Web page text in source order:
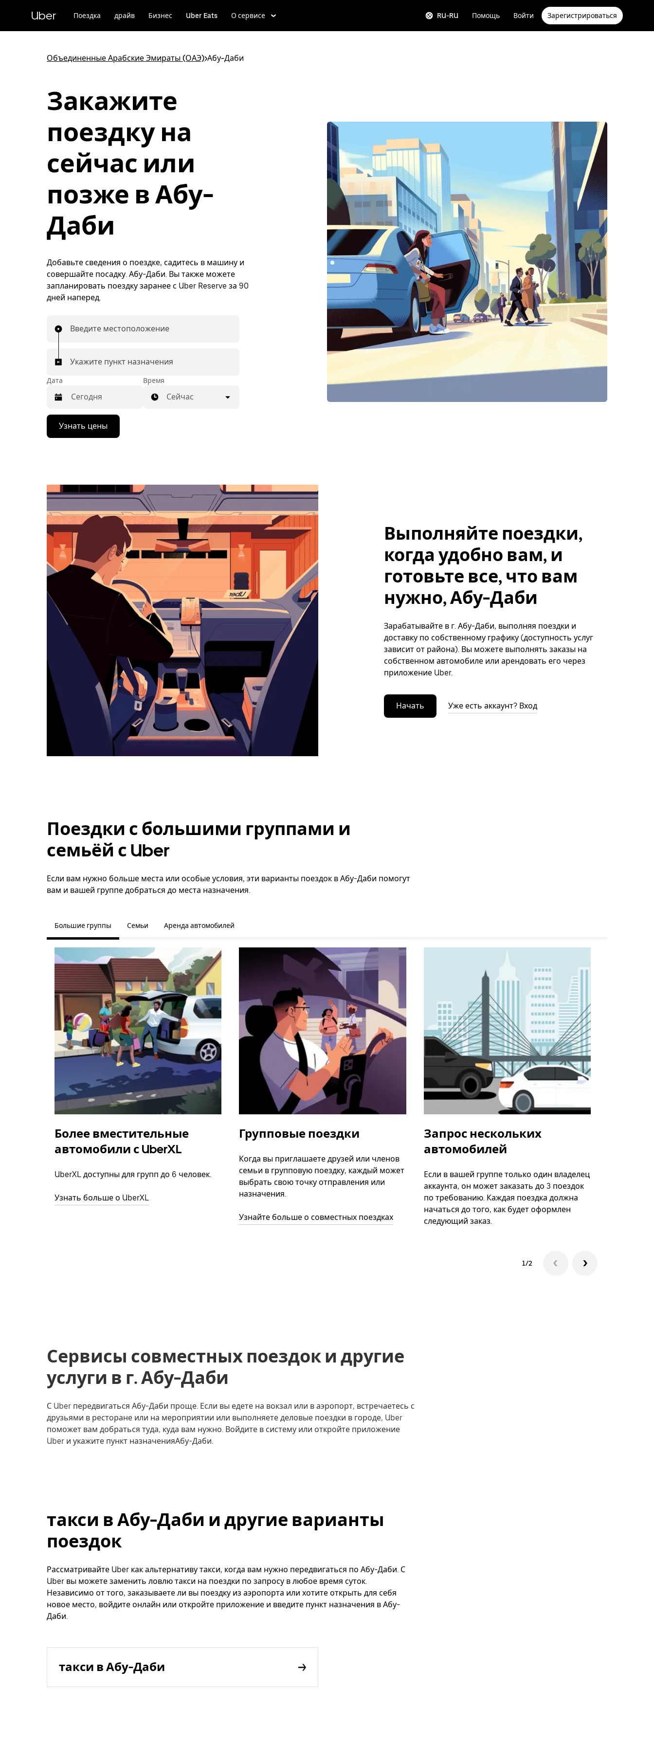
к
Uber Поездка драйв Бизнес Uber Eats О сервисе RU-RU Помощь Войти Зарегистрироваться
Объединенные Арабские Эмираты (ОАЭ)>Абу-Даби
Закажите
поездку на
сейчас или
позже в Абу-
Даби
Добавьте сведения о поездке, садитесь в машину и
совершайте посадку. Абу-Даби. Вы также можете
запланировать поездку заранее с Uber Reserve за 90
дней наперед.
Введите местоположение
Укажите пункт назначения
Дата
Нажмите
стрелку
вниз,
выбрать
дату.
закрыть
календарь,
нажмите
Esc.
Время
Сейчас
Узнать цены
Выполняйте поездки,
когда удобно вам, и
готовьте все, что вам
нужно, Абу-Даби
Зарабатывайте в г. Абу-Даби, выполняя поездки и
доставку по собственному графику (доступность услуг
зависит от района). Вы можете выполнять заказы на
собственном автомобиле или арендовать его через
приложение Uber.
Начать Уже есть аккаунт? Вход
Поездки с большими группами и
семьёй с Uber
Если вам нужно больше места или особые условия, эти варианты поездок в Абу-Даби помогут
вам и вашей группе добраться до места назначения.
Большие группы Семьи Аренда автомобилей
Более вместительные
автомобили с UberXL
UberXL доступны для групп до 6 человек.
Узнать больше о UberXL
Групповые поездки
Когда вы приглашаете друзей или членов
семьи в групповую поездку, каждый может
выбрать свою точку отправления или
назначения.
Узнайте больше о совместных поездках
Запрос нескольких
автомобилей
Если в вашей группе только один владелец
аккаунта, он может заказать до 3 поездок
по требованию. Каждая поездка должна
начаться до того, как будет оформлен
следующий заказ.
1/2
Сервисы совместных поездок и другие
услуги в г. Абу-Даби
С Uber передвигаться Абу-Даби проще. Если вы едете на вокзал или в аэропорт, встречаетесь с
друзьями в ресторане или на мероприятии или выполняете деловые поездки в городе, Uber
поможет вам добраться туда, куда вам нужно. Войдите в систему или откройте приложение
Uber и укажите пункт назначенияАбу-Даби.
такси в Абу-Даби и другие варианты
поездок
Рассматривайте Uber как альтернативу такси, когда вам нужно передвигаться по Абу-Даби. С
Uber вы можете заменить ловлю такси на поездки по запросу в любое время суток.
Независимо от того, заказываете ли вы поездку из аэропорта или хотите открыть для себя
новое место, войдите онлайн или откройте приложение и введите пункт назначения в Абу-
Даби.
такси в Абу-Даби